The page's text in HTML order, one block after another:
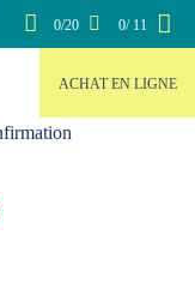
0/20 0/ 11
ACHAT EN LIGNE